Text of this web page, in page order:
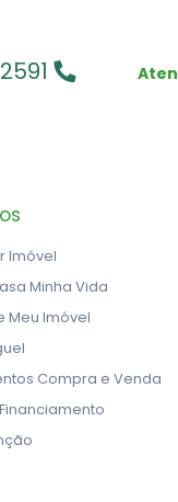
Imóvel
Minha Vida
Meu Imóvel
Compra e Venda